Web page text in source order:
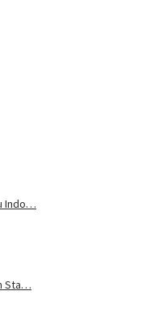
Indo…
Sta…